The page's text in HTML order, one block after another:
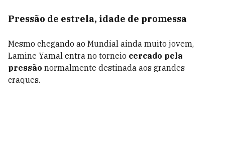
Pressão de estrela, idade de promessa
Mesmo chegando ao Mundial ainda muito jovem,
Lamine Yamal entra no torneio cercado pela
pressão normalmente destinada aos grandes
craques.